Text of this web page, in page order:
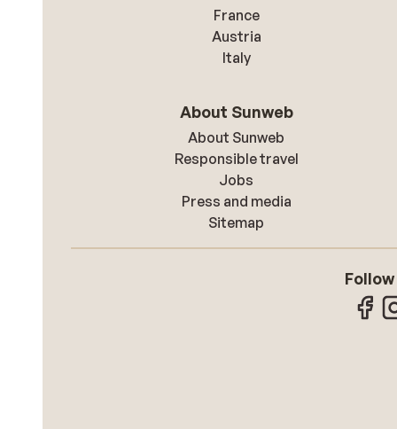
France
Austria
Italy
About Sunweb
About Sunweb
Responsible travel
Jobs
Press and media
Sitemap